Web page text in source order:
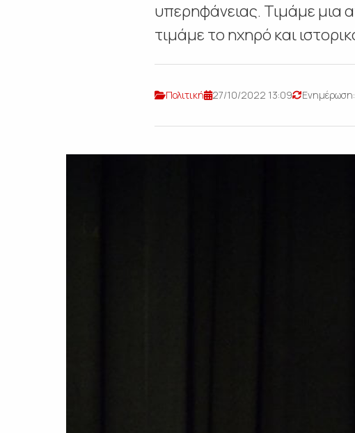
υπερηφάνειας. Τιμάμε μια
τιμάμε το ηχηρό και
Πολιτική 27/10/2022 13:09